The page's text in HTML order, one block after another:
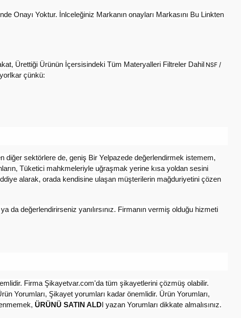
Onayı Yoktur. İnlceleğiniz Markanın onayları Markasını Bu Linkten
Ürettiği Ürünün İçersisindeki Tüm Materyalleri Filtreler Dahil NSF /
çünkü:
diğer sektörlere de, geniş Bir Yelpazede değerlendirmek istemem,
Tüketici mahkmeleriyle uğraşmak yerine kısa yoldan sesini
alarak, orada kendisine ulaşan müşterilerin mağduriyetini çözen
değerlendirirseniz yanılırsınız. Firmanın vermiş olduğu hizmeti
Firma Şikayetvar.com'da tüm şikayetlerini çözmüş olabilir.
Yorumları, Şikayet yorumları kadar önemlidir. Ürün Yorumları,
ÜRÜNÜ SATIN ALDI yazan Yorumları dikkate almalısınız.